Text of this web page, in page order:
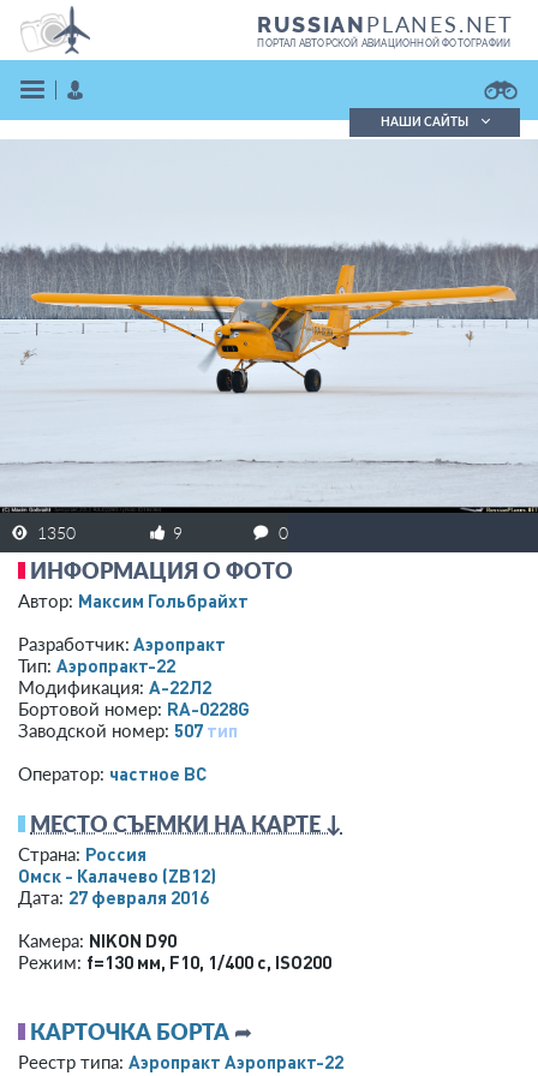
RUSSIANPLANES.NET
ПОРТАЛ АВТОРСКОЙ АВИАЦИОННОЙ ФОТОГРАФИИ
ВОЙТИ
НАШИ САЙТЫ
1350 9 0
ИНФОРМАЦИЯ О ФОТО
Автор: Максим Гольбрайхт
Разработчик: Аэропракт
Тип: Аэропракт-22
Модификация: А-22Л2
Бортовой номер: RA-0228G
Заводской номер: 507 тип
Оператор: ­частное ВС­
МЕСТО СЪЕМКИ НА КАРТЕ ↓
Страна: Россия
Омск - Калачево (ZB12)
Дата: 27 февраля 2016
Камера: NIKON D90
Режим: f=130 мм, F10, 1/400 с, ISO200
КАРТОЧКА БОРТА ➦
Реестр типа: Аэропракт Аэропракт-22